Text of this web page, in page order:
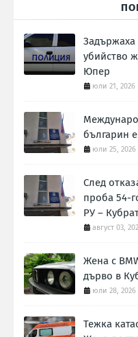
убийство
Юпер
юли 21, 2026
българин
юли 25, 2026
След
проба 54-
РУ –
август 03,
Жена с
дърво в
юли 28, 2026
Тежка